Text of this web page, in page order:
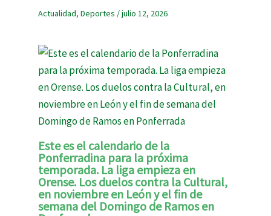
Actualidad, Deportes /julio 12, 2026
Este es el calendario de la
Ponferradina para la próxima
temporada. La liga empieza en
Orense. Los duelos contra la Cultural,
en noviembre en León y el fin de
semana del Domingo de Ramos en